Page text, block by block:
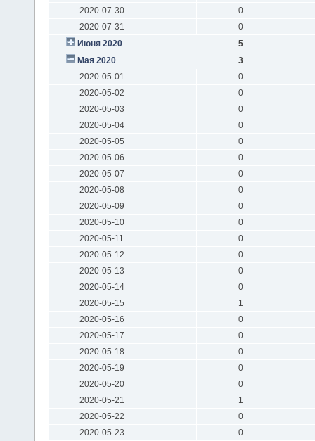
2020-07-30
0
2020-07-31
0
Июня 2020
5
Мая 2020
3
2020-05-01
0
2020-05-02
0
2020-05-03
0
2020-05-04
0
2020-05-05
0
2020-05-06
0
2020-05-07
0
2020-05-08
0
2020-05-09
0
2020-05-10
0
2020-05-11
0
2020-05-12
0
2020-05-13
0
2020-05-14
0
2020-05-15
1
2020-05-16
0
2020-05-17
0
2020-05-18
0
2020-05-19
0
2020-05-20
0
2020-05-21
1
2020-05-22
0
2020-05-23
0